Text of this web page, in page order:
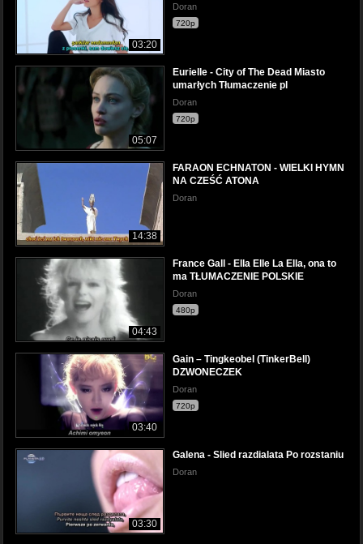
03:20
Doran
720p
05:07
Eurielle - City of The Dead Miasto
umarłych Tłumaczenie pl
Doran
720p
14:38
FARAON ECHNATON - WIELKI HYMN
NA CZEŚĆ ATONA
Doran
04:43
France Gall - Ella Elle La Ella, ona to
ma TŁUMACZENIE POLSKIE
Doran
480p
03:40
Gain – Tingkeobel (TinkerBell)
DZWONECZEK
Doran
720p
03:30
Galena - Slied razdialata Po rozstaniu
Doran